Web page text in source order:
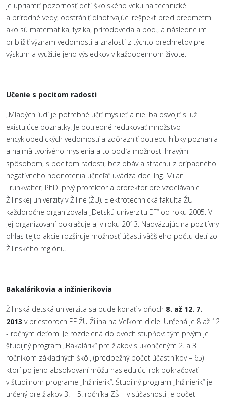
je upriamiť pozornosť detí školského veku na technické
a prírodné vedy, odstrániť dlhotrvajúci rešpekt pred predmetmi
ako sú matematika, fyzika, prírodoveda a pod., a následne im
priblížiť význam vedomostí a znalostí z týchto predmetov pre
výskum a využitie jeho výsledkov v každodennom živote.
Učenie s pocitom radosti
„Mladých ľudí je potrebné učiť myslieť a nie iba osvojiť si už
existujúce poznatky. Je potrebné redukovať množstvo
encyklopedických vedomostí a zdôrazniť potrebu hĺbky poznania
a najmä tvorivého myslenia a to podľa možnosti hravým
spôsobom, s pocitom radosti, bez obáv a strachu z prípadného
negatívneho hodnotenia učiteľa“ uvádza doc. Ing. Milan
Trunkvalter, PhD. prvý prorektor a prorektor pre vzdelávanie
Žilinskej univerzity v Žiline (ŽU). Elektrotechnická fakulta ŽU
každoročne organizovala „Detskú univerzitu EF“ od roku 2005. V
jej organizovaní pokračuje aj v roku 2013. Nadväzujúc na pozitívny
ohlas tejto akcie rozširuje možnosť účasti väčšieho počtu detí zo
Žilinského regiónu.
Bakalárikovia a inžinierikovia
Žilinská detská univerzita sa bude konať v dňoch 8. až 12. 7.
2013 v priestoroch EF ŽU Žilina na Veľkom diele. Určená je 8 až 12
- ročným deťom. Je rozdelená do dvoch stupňov: tým prvým je
študijný program „Bakalárik“ pre žiakov s ukončeným 2. a 3.
ročníkom základných škôl, (predbežný počet účastníkov – 65)
ktorí po jeho absolvovaní môžu nasledujúci rok pokračovať
v študijnom programe „Inžinierik“. Študijný program „Inžinierik“ je
určený pre žiakov 3. – 5. ročníka ZŠ – v súčasnosti je počet